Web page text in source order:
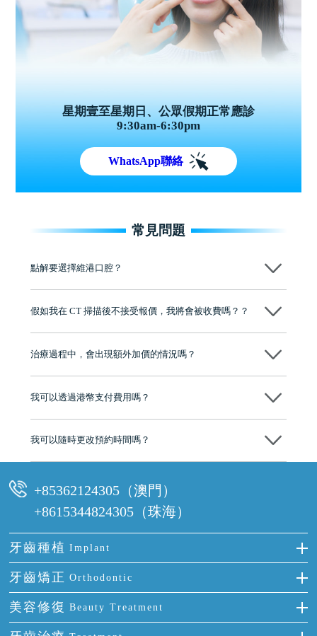
星期壹至星期日、公眾假期正常應診
9:30am-6:30pm
WhatsApp聯絡
常見問題
點解要選擇維港口腔？
維港口腔踐行「醫道濟世」的大學校訓，各分院匯聚來自香港、內地的
牌」、「2025香港企業領袖品牌」，是諾貝爾種植系統全球放心植牙中
至今已服務超過三十個國家和地區的顧客，受到粵港澳大灣區及周邊城
市市民極高的口碑評價及信任推薦 珠海、深圳設有八大分院，香港亦設
有咨詢及服務保障中心，有任何問題都可以隨時預約免費咨詢，讓人十
假如我在 CT 掃描後不接受報價，我將會被收費嗎？？
治療過程中，會出現額外加價的情況嗎？
我可以透過港幣支付費用嗎？
我可以隨時更改預約時間嗎？
可以，請盡早通過wechat或whatsapp聯絡我們，告知我們你原本預約的
+85362124305（澳門）
+8615344824305（珠海）
牙齒種植 Implant
種牙
單顆牙缺失
門牙缺失
牙齒矯正 Orthodontic
隱形箍牙
前牙反頜
美容修復 Beauty Treatment